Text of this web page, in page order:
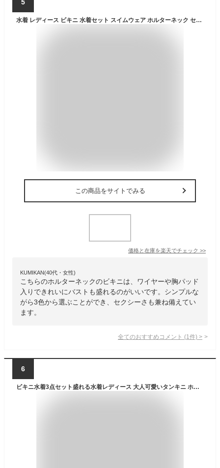
5
水着 レディース ビキニ 水着セット スイムウェア ホルターネック セパレート 胸パッド ワイヤー入り 盛れる 温泉着 ビーチ クロス 夏着
この商品をサイトでみる
価格と在庫を楽天でチェック >>
KUMIKAN(40代・女性)
こちらのホルターネックのビキニは、ワイヤーや胸パッド
入りできれいにバストも盛れるのがいいです。シンプルな
がら3色から選ぶことができ、セクシーさも兼ね備えてい
ます。
全てのおすすめコメント (1 件) >
6
ビキニ水着3点セット盛れる水着レディース 大人可愛いタンキニ ホルターネック水着 セクシーセパレート水着 海水浴ビスチェ水着スイムウェア バックシャン水着 miniministore 617YY-001